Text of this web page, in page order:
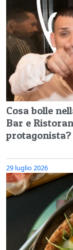
Cosa bolle
Bar e
protagonista?
29 luglio 2026